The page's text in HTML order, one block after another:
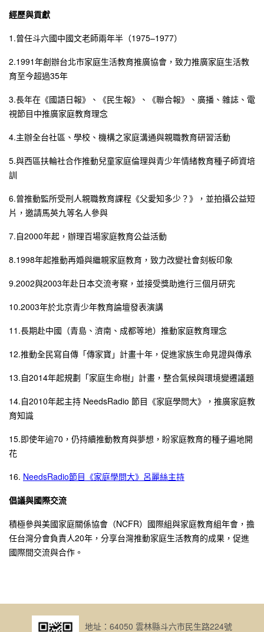
經歷與貢獻
1.曾任斗六國中國文老師兩年半（1975–1977）
2.1991年創辦台北市家庭生活教育推廣協會，致力推廣家庭生活教
育至今超過35年
3.長年在《國語日報》、《民生報》、《聯合報》、廣播、雜誌、電
視節目中推廣家庭教育理念
4.主辦全台社區、學校、機構之家庭溝通與親職教育研習活動
5.與西區扶輪社合作推動兒童家庭倫理與青少年情緒教育種子師資培
訓
6.曾推動監所受刑人親職教育課程《父愛知多少？》，並拍攝公益短
片，邀請馬英九等名人參與
7.自2000年起，辦理百場家庭教育公益活動
8.1998年起推動再婚與繼親家庭教育，致力改變社會刻板印象
9.2002與2003年赴日本交流考察，並接受獎助進行三個月研究
10.2003年於北京青少年教育論壇發表演講
11.長期赴中國（青島、濟南、成都等地）推動家庭教育理念
12.推動全民寫自傳「傳家寶」計畫十年，促進家族生命見證與傳承
13.自2014年起規劃「家庭生命樹」計畫，整合氣候與環境變遷議題
14.自2010年起主持 NeedsRadio 節目《家庭學問大》，推廣家庭教
育知識
15.即使年逾70，仍持續推動教育與夢想，盼家庭教育的種子遍地開
花
16. NeedsRadio節目《家庭學問大》呂麗絲主持
倡議與國際交流
積極參與美國家庭關係協會（NCFR）國際組與家庭教育組年會，擔
任台灣分會負責人20年，分享台灣推動家庭生活教育的成果，促進
國際間交流與合作。
地址：64050 雲林縣斗六市民生路224號